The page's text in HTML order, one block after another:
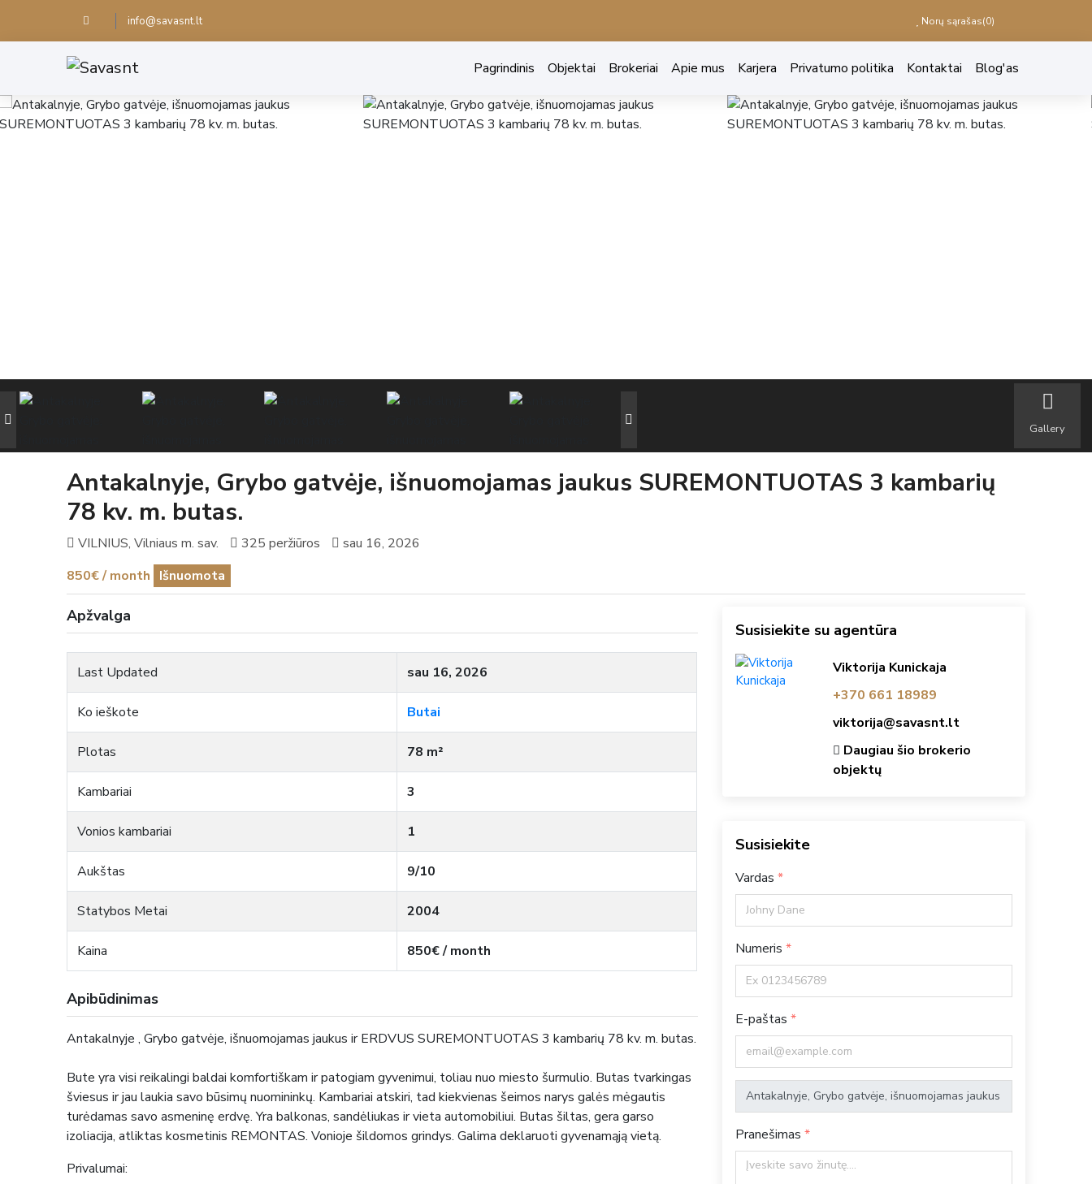
info@savasnt.lt Norų sąrašas(0)
Pagrindinis Objektai Brokeriai Apie mus Karjera Privatumo politika Kontaktai Blog'as
Gallery
Antakalnyje, Grybo gatvėje, išnuomojamas jaukus SUREMONTUOTAS 3 kambarių
78 kv. m. butas.
VILNIUS, Vilniaus m. sav. 325 peržiūros
sau 16, 2026
850€ / month Išnuomota
Apžvalga
Last Updated sau 16, 2026
Ko ieškote Butai
Plotas 78 m²
Kambariai 3
Vonios kambariai 1
Aukštas 9/10
Statybos Metai 2004
Kaina 850€ / month
Apibūdinimas
Antakalnyje ,Grybo gatvėje, išnuomojamas jaukus ir ERDVUS SUREMONTUOTAS 3 kambarių 78 kv. m. butas.
Bute yra visi reikalingi baldai komfortiškam ir patogiam gyvenimui, toliau nuo miesto šurmulio. Butas tvarkingas
šviesus ir jau laukia savo būsimų nuomininkų. Kambariai atskiri, tad kiekvienas šeimos narys galės mėgautis
turėdamas savo asmeninę erdvę.Yra balkonas,sandėliukas ir vieta automobiliui. Butas šiltas, gera garso
izoliacija, atliktas kosmetinis REMONTAS. Vonioje šildomos grindys. Galima deklaruoti gyvenamąją vietą.
Privalumai:
Susisiekite su agentūra
Viktorija Kunickaja
+370 661 18989
viktorija@savasnt.lt
Daugiau šio brokerio
objektų
Susisiekite
Vardas
Numeris
E-paštas
Pranešimas